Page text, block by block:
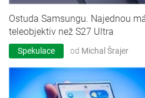
Ostuda Samsungu. Najednou
teleobjektiv než S27 Ultra
Spekulace od Michal Šrajer